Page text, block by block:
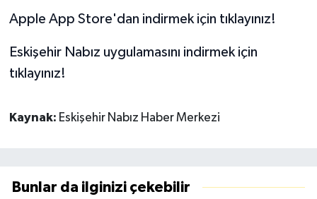
Apple App Store'dan indirmek için tıklayınız!
Eskişehir Nabız uygulamasını indirmek için
tıklayınız!
Kaynak: Eskişehir Nabız Haber Merkezi
Bunlar da ilginizi çekebilir